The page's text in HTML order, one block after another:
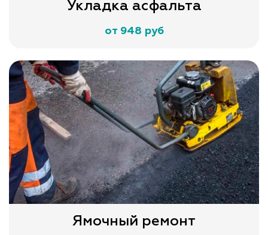
Укладка асфальта
от 948 руб
Ямочный ремонт